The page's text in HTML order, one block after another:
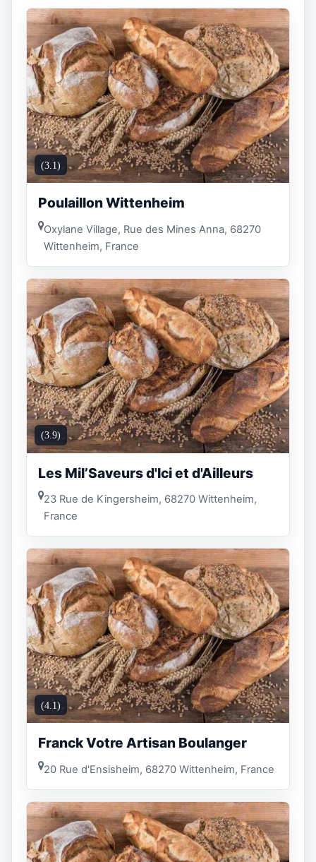
(3.1)
Poulaillon Wittenheim
Oxylane Village, Rue des Mines Anna, 68270
Wittenheim, France
(3.9)
Les Mil’Saveurs d'Ici et d'Ailleurs
23 Rue de Kingersheim, 68270 Wittenheim,
France
(4.1)
Franck Votre Artisan Boulanger
20 Rue d'Ensisheim, 68270 Wittenheim, France